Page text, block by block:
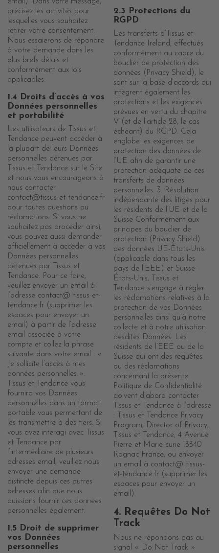
précisez les activités pour
lesquelles vous souhaitez
retirer votre consentement.
Nous essaierons de répondre
à votre demande dans les
plus brefs délais et
conformément aux lois
applicables.
1.4 Droits d’accès à vos
Données personnelles
et portabilité
Les utilisateurs de Tissus et
Tendance peuvent accéder à
la plupart de leurs Données
personnelles détenues par
Tissus et Tendance sur le Site
et nous vous encourageons à
nous contacter
contact@tissus-et-tendance.fr
pour toutes questions ou
réclamations. Si vous ne
souhaitez pas procéder ainsi,
vous pouvez aussi demander
officiellement à accéder à vos
Données personnelles
détenues par Tissus et
Tendance. Pour ce faire,
veuillez envoyer un email à
l’adresse contact@ tissus-et-
tendance.fr (supprimer les
espaces pour envoyer un
email) à partir de l’adresse
email associée à votre
compte et collez la phrase
suivante dans votre email : «
Je sollicite l’accès à mes
données personnelles ».
Tissus et Tendance vous
fournira vos Données
personnelles dans un format
portable vous permettant de
les transmettre à des tiers. Si
vous avez interagi avec Tissus
et Tendance par
l’intermédiaire de plusieurs
adresses email, veuillez nous
envoyer une demande
distincte depuis ces autres
adresses afin que nous
puissions fournir ces données
personnelles également.
1.5 Droit de supprimer
vos Données
personnelles
2.3 Protections du
RGPD
Les transferts d’Tissus et
Tendance Ireland, effectués
conformément au cadre du
bouclier de protection des
données (Privacy Shield), le
sont sur la base d’accords qui
intègrent également les
protections et les exigences
prévues en vertu du chapitre
V (et de l’article 28, le cas
échéant) du RGPD. Cela
englobe les exigences de
protection des données de
l’UE afin de garantir une
protection adéquate de ces
transferts de données
personnelles. 3. Résolution
indépendante des litiges pour
les résidents de l’UE et de la
Suisse Conformément aux
principes du bouclier de
protection (Privacy Shield)
des données UE-États-Unis
(applicable dans tous les
pays de l’EEE) et Suisse-
États-Unis, Tissus et
Tendance s’engage à régler
les réclamations relatives à la
protection de vos Données
personnelles ainsi qu’à notre
collecte et à notre utilisation
desdites Données. Les
résidents de l’EEE ou de la
Suisse qui ont des requêtes
ou des réclamations
concernant la présente
Politique de Confidentialité
doivent d’abord contacter
Tissus et Tendance à l’adresse
: Tissus et Tendance Privacy
Program, Director of Privacy,
Tissus et Tendance, 4 Avenue
Pierre et Marie curie 13340
Rognac France, ou envoyer
un email à contact@ tissus-
et-tendance.fr (supprimer les
espaces pour envoyer un
email).
4. Requêtes Do Not
Track
Nous ne répondons pas au
signal « Do Not Track »